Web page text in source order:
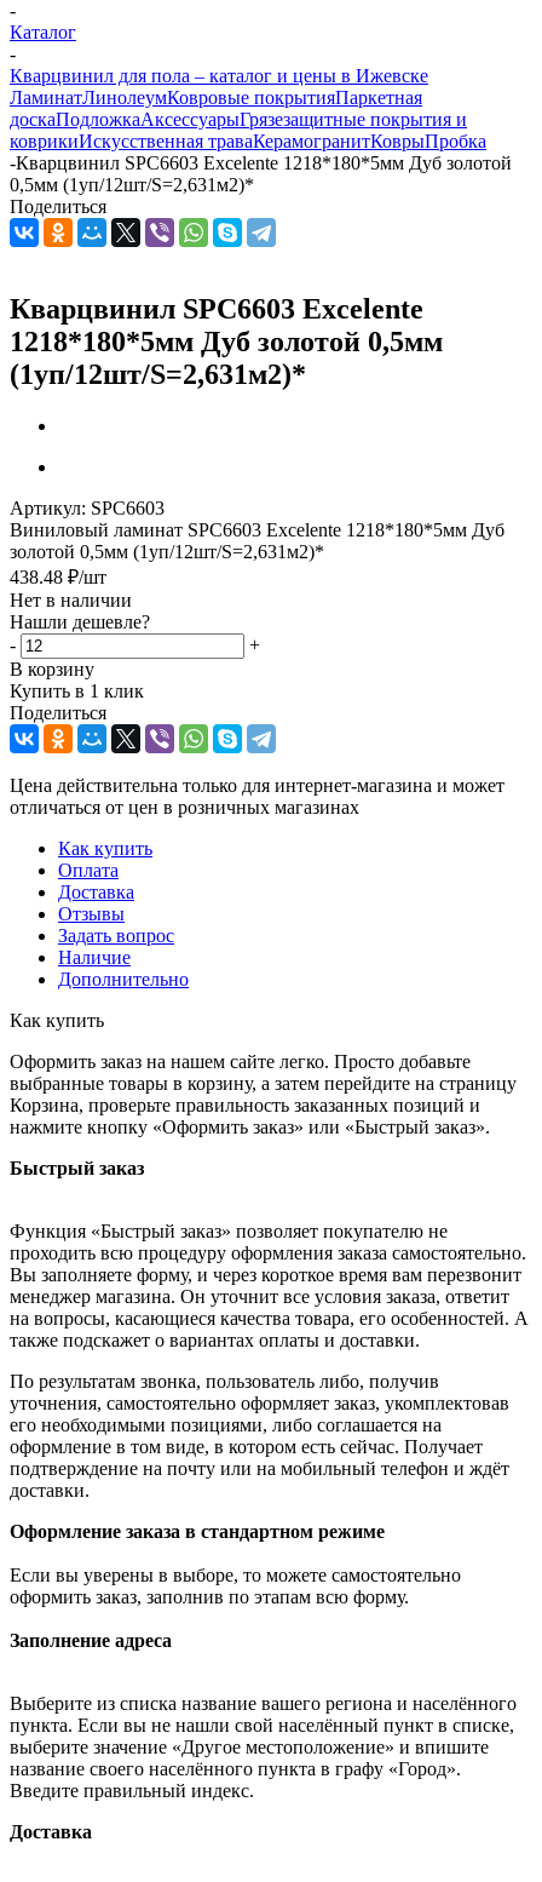
-
Каталог
-
Кварцвинил для пола – каталог и цены в Ижевске
ЛаминатЛинолеумКовровые покрытияПаркетная
доскаПодложкаАксессуарыГрязезащитные покрытия и
коврикиИскусственная траваКерамогранитКоврыПробка
-Кварцвинил SPC6603 Excelente 1218*180*5мм Дуб золотой
0,5мм (1уп/12шт/S=2,631м2)*
Поделиться
Кварцвинил SPC6603 Excelente
1218*180*5мм Дуб золотой 0,5мм
(1уп/12шт/S=2,631м2)*
Артикул: SPC6603
Виниловый ламинат SPC6603 Excelente 1218*180*5мм Дуб
золотой 0,5мм (1уп/12шт/S=2,631м2)*
438.48 ₽/шт
Нет в наличии
Нашли дешевле?
-
+
В корзину
Купить в 1 клик
Поделиться
Цена действительна только для интернет-магазина и может
отличаться от цен в розничных магазинах
Как купить
Оплата
Доставка
Отзывы
Задать вопрос
Наличие
Дополнительно
Как купить
Оформить заказ на нашем сайте легко. Просто добавьте
выбранные товары в корзину, а затем перейдите на страницу
Корзина, проверьте правильность заказанных позиций и
нажмите кнопку «Оформить заказ» или «Быстрый заказ».
Быстрый заказ
Функция «Быстрый заказ» позволяет покупателю не
проходить всю процедуру оформления заказа самостоятельно.
Вы заполняете форму, и через короткое время вам перезвонит
менеджер магазина. Он уточнит все условия заказа, ответит
на вопросы, касающиеся качества товара, его особенностей. А
также подскажет о вариантах оплаты и доставки.
По результатам звонка, пользователь либо, получив
уточнения, самостоятельно оформляет заказ, укомплектовав
его необходимыми позициями, либо соглашается на
оформление в том виде, в котором есть сейчас. Получает
подтверждение на почту или на мобильный телефон и ждёт
доставки.
Оформление заказа в стандартном режиме
Если вы уверены в выборе, то можете самостоятельно
оформить заказ, заполнив по этапам всю форму.
Заполнение адреса
Выберите из списка название вашего региона и населённого
пункта. Если вы не нашли свой населённый пункт в списке,
выберите значение «Другое местоположение» и впишите
название своего населённого пункта в графу «Город».
Введите правильный индекс.
Доставка